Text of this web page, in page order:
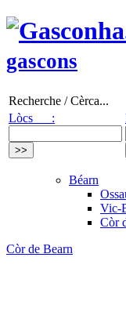
gascons
Recherche / Cèrca...
Lòcs :
Béarn
Vic-
Còr
Còr de Bearn